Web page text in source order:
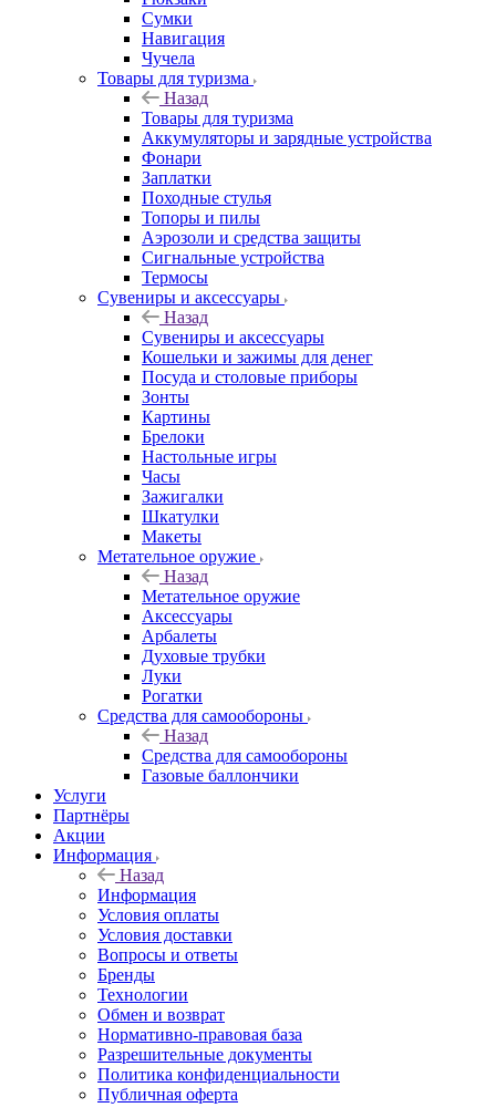
Сумки
Навигация
Чучела
Товары для туризма
Назад
Товары для туризма
Аккумуляторы и зарядные устройства
Фонари
Заплатки
Походные стулья
Топоры и пилы
Аэрозоли и средства защиты
Сигнальные устройства
Термосы
Сувениры и аксессуары
Назад
Сувениры и аксессуары
Кошельки и зажимы для денег
Посуда и столовые приборы
Зонты
Картины
Брелоки
Настольные игры
Часы
Зажигалки
Шкатулки
Макеты
Метательное оружие
Назад
Метательное оружие
Аксессуары
Арбалеты
Духовые трубки
Луки
Рогатки
Средства для самообороны
Назад
Средства для самообороны
Газовые баллончики
Услуги
Партнёры
Акции
Информация
Назад
Информация
Условия оплаты
Условия доставки
Вопросы и ответы
Бренды
Технологии
Обмен и возврат
Нормативно-правовая база
Разрешительные документы
Политика конфиденциальности
Публичная оферта